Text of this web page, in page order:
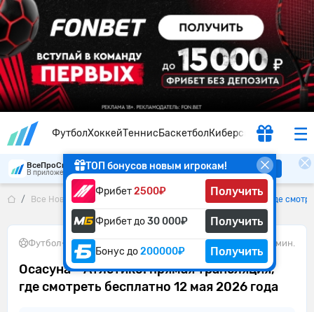
ФутболХоккейТеннисБаскетболКиберспорт
ТОП бонусов новым игрокам!
Фрибет2500₽ Получить
Фрибет до30 000₽ Получить
Бонус до200000₽ Получить
ВсеПроСпорт
В приложении удобнее Скачать
Все Новости Осасуна – Атлетико: прямая трансляция, где
Футбол• 12.05.2026 2 мин.
Осасуна – Атлетико: прямая трансляция,
где смотреть бесплатно 12 мая 2026 года